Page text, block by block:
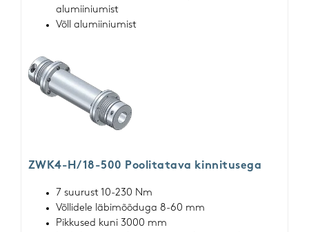
alumiiniumist
Võll alumiiniumist
ZWK4-H/ 18-500 Poolitatava kinnitusega
7 suurust 10-230 Nm
Võllidele läbimõõduga 8-60 mm
Pikkused kuni 3000 mm